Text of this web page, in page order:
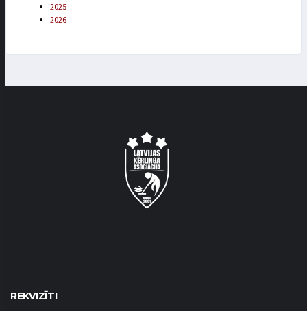
2025
2026
REKVIZĪTI